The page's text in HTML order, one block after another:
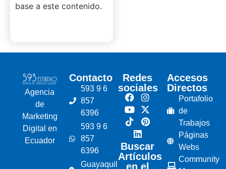
base a este contenido.
Agencia
de
Marketing
Digital en
Ecuador
Contacto
593 9 6
857
6396
593 9 6
857
6396
Guayaquil
Redes
sociales
Buscar
Artículos
en el
Accesos
Directos
Portafolio
de
Trabajos
Páginas
Webs
Community